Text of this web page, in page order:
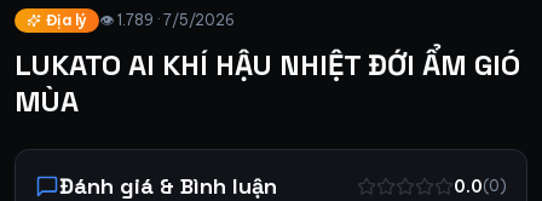
Địa lý 👁 1.789 · 7/5/2026
LUKATO AI KHÍ HẬU NHIỆT ĐỚI ẨM GIÓ
MÙA
Đánh giá & Bình luận 0.0(0)